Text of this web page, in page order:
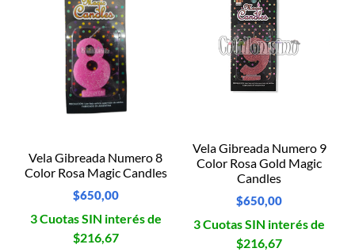
Vela Gibreada Numero 8
Color Rosa Magic Candles
$650,00
3 Cuotas SIN interés de
$216,67
Vela Gibreada Numero 9
Color Rosa Gold Magic
Candles
$650,00
3 Cuotas SIN interés de
$216,67